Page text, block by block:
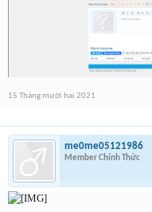
15 Tháng mười hai 2021
me0me05121986
Member Chính Thức